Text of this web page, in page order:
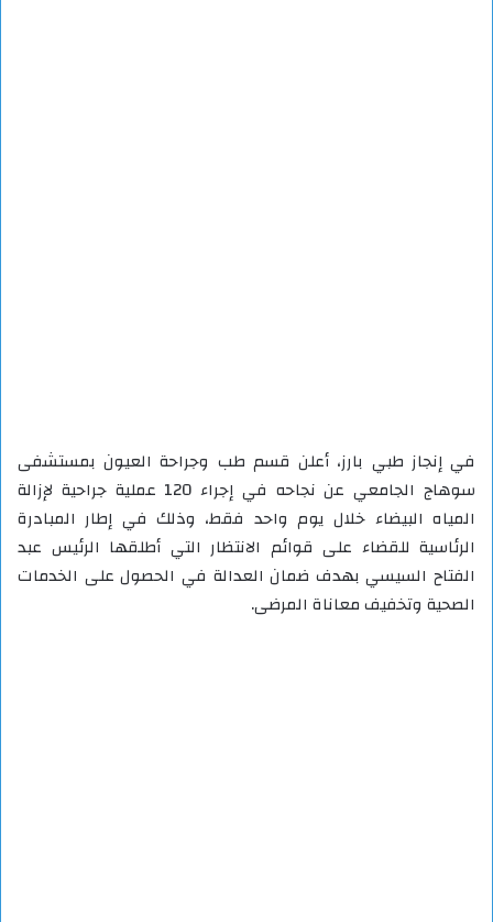
في إنجاز طبي بارز، أعلن قسم طب وجراحة العيون بمستشفى
سوهاج الجامعي عن نجاحه في إجراء 120 عملية جراحية لإزالة
المياه البيضاء خلال يوم واحد فقط، وذلك في إطار المبادرة
الرئاسية للقضاء على قوائم الانتظار التي أطلقها الرئيس عبد
الفتاح السيسي بهدف ضمان العدالة في الحصول على الخدمات
الصحية وتخفيف معاناة المرضى.